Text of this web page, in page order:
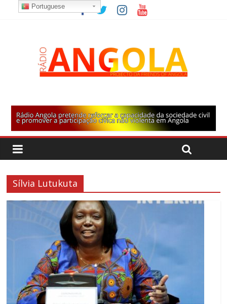
Sílvia Lutukuta
Portuguese